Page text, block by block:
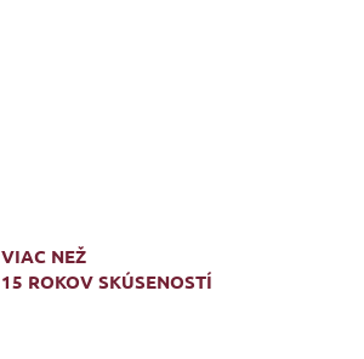
VIAC NEŽ
15 ROKOV SKÚSENOSTÍ